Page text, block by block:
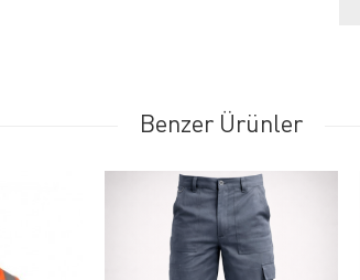
Benzer Ürünler